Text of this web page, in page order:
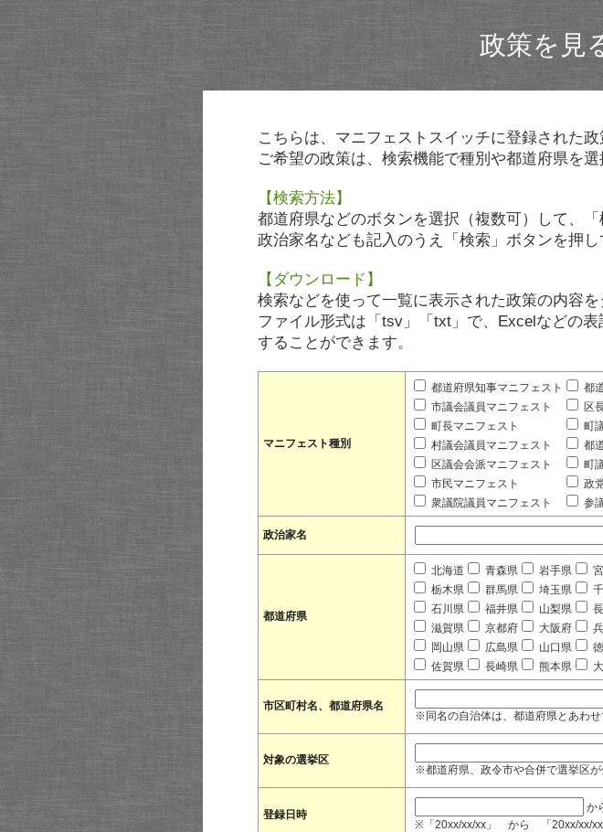
政策を見
こちらは、マニフェストスイッチに登録された政
ご希望の政策は、検索機能で種別や都道府県を選
【検索方法】
都道府県などのボタンを選択（複数可）して、
政治家名なども記入のうえ「検索」ボタンを押し
【ダウンロード】
検索などを使って一覧に表示された政策の内容を
ファイル形式は「tsv」「txt」で、Excelなどの
することができます。
マニフェスト種別
都道府県知事マニフェスト 都
市議会議員マニフェスト
区
町長マニフェスト
町
村議会議員マニフェスト
都
区議会会派マニフェスト
町
市民マニフェスト
政
衆議院議員マニフェスト
参
政治家名
都道府県
北海道 青森県 岩手県
栃木県
群馬県 埼玉県
石川県
福井県 山梨県
滋賀県
京都府 大阪府
岡山県
広島県 山口県
佐賀県
長崎県 熊本県
市区町村名、都道府県名
※同名の自治体は、都道府県とあわせ
対象の選挙区
※都道府県、政令市や合併で選挙区
登録日時
か
※「20xx/xx/xx」 から 「20xx/xx/xx